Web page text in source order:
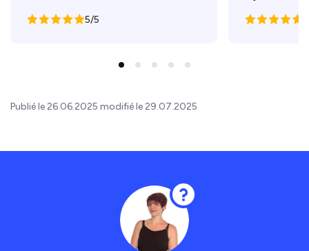
5/5
Publié le 26.06.2025 modifié le 29.07.2025